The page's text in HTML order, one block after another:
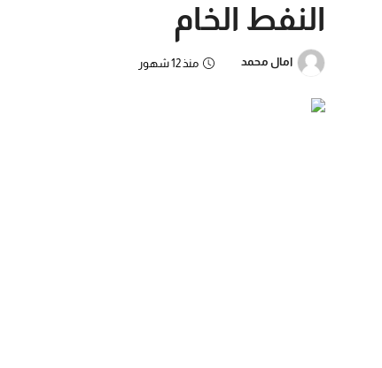
النفط الخام
امال محمد منذ 12 شهور